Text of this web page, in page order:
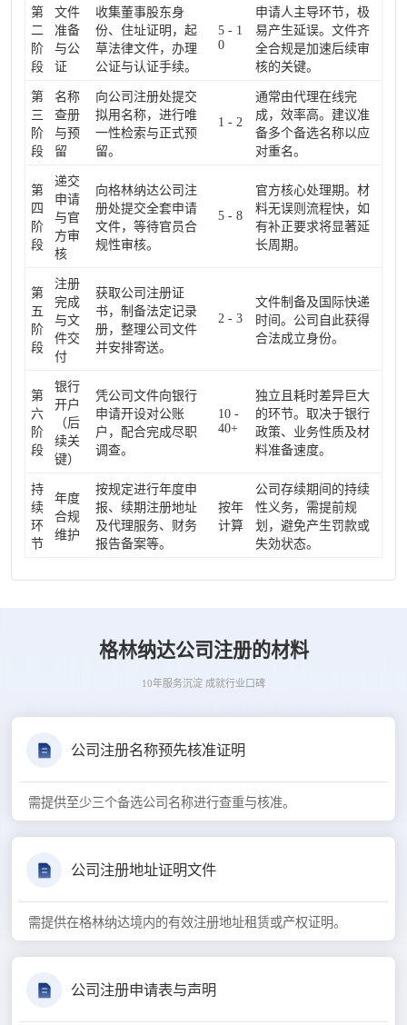
第
二
阶
段
文件
准备
与公
证
收集董事股东身
份、住址证明，起
草法律文件，办理
公证与认证手续。
5 - 1
0
申请人主导环节，极
易产生延误。文件齐
全合规是加速后续审
核的关键。
第
三
阶
段
名称
查册
与预
留
向公司注册处提交
拟用名称，进行唯
一性检索与正式预
留。
1 - 2
通常由代理在线完
成，效率高。建议准
备多个备选名称以应
对重名。
第
四
阶
段
递交
申请
与官
方审
核
向格林纳达公司注
册处提交全套申请
文件，等待官员合
规性审核。
5 - 8
官方核心处理期。材
料无误则流程快，如
有补正要求将显著延
长周期。
第
五
阶
段
注册
完成
与文
件交
付
获取公司注册证
书，制备法定记录
册，整理公司文件
并安排寄送。
2 - 3
文件制备及国际快递
时间。公司自此获得
合法成立身份。
第
六
阶
段
银行
开户
（后
续关
键）
凭公司文件向银行
申请开设对公账
户，配合完成尽职
调查。
10 -
40+
独立且耗时差异巨大
的环节。取决于银行
政策、业务性质及材
料准备速度。
持
续
环
节
年度
合规
维护
按规定进行年度申
报、续期注册地址
及代理服务、财务
报告备案等。
按年
计算
公司存续期间的持续
性义务，需提前规
划，避免产生罚款或
失効状态。
格林纳达公司注册的材料
10年服务沉淀 成就行业口碑
公司注册名称预先核准证明
需提供至少三个备选公司名称进行查重与核准。
公司注册地址证明文件
需提供在格林纳达境内的有效注册地址租赁或产权证明。
公司注册申请表与声明